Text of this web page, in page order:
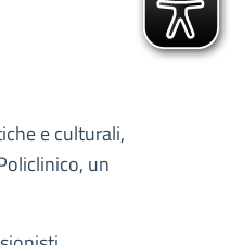
e culturali,
un